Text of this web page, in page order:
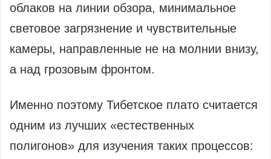
облаков на линии обзора, минимальное
световое загрязнение и чувствительные
камеры, направленные не на молнии внизу,
а над грозовым фронтом.
Именно поэтому Тибетское плато считается
одним из лучших «естественных
полигонов» для изучения таких процессов: